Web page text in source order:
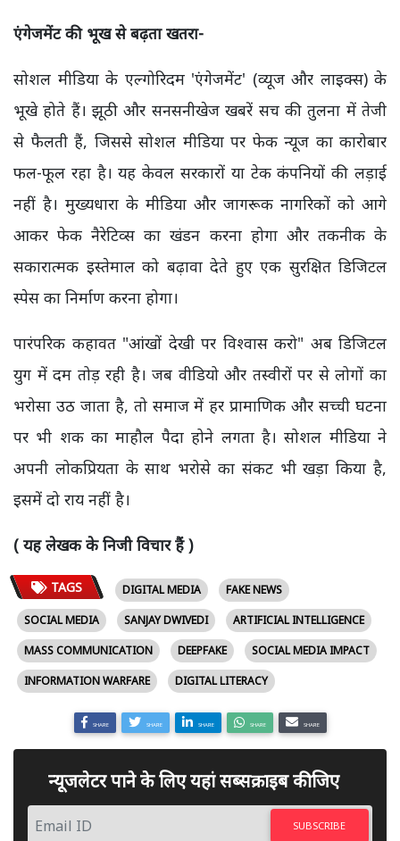
एंगेजमेंट की भूख से बढ़ता खतरा-
सोशल मीडिया के एल्गोरिदम 'एंगेजमेंट' (व्यूज और लाइक्स) के
भूखे होते हैं। झूठी और सनसनीखेज खबरें सच की तुलना में तेजी
से फैलती हैं, जिससे सोशल मीडिया पर फेक न्यूज का कारोबार
फल-फूल रहा है। यह केवल सरकारों या टेक कंपनियों की लड़ाई
नहीं है। मुख्यधारा के मीडिया और जागरूक नागरिकों को आगे
आकर फेक नैरेटिव्स का खंडन करना होगा और तकनीक के
सकारात्मक इस्तेमाल को बढ़ावा देते हुए एक सुरक्षित डिजिटल
स्पेस का निर्माण करना होगा।
पारंपरिक कहावत "आंखों देखी पर विश्वास करो" अब डिजिटल
युग में दम तोड़ रही है। जब वीडियो और तस्वीरों पर से लोगों का
भरोसा उठ जाता है, तो समाज में हर प्रामाणिक और सच्ची घटना
पर भी शक का माहौल पैदा होने लगता है। सोशल मीडिया ने
अपनी लोकप्रियता के साथ भरोसे का संकट भी खड़ा किया है,
इसमें दो राय नहीं है।
( यह लेखक के निजी विचार हैं )
TAGS DIGITAL MEDIA
FAKE NEWS
SOCIAL MEDIA
SANJAY DWIVEDI
ARTIFICIAL INTELLIGENCE
MASS COMMUNICATION
DEEPFAKE
SOCIAL MEDIA IMPACT
INFORMATION WARFARE
DIGITAL LITERACY
SHARE SHARE SHARE SHARE SHARE
न्यूजलेटर पाने के लिए यहां सब्सक्राइब कीजिए
SUBSCRIBE